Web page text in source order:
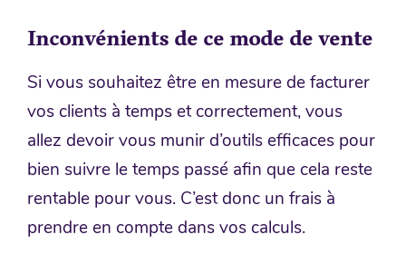
Inconvénients de ce mode de vente
Si vous souhaitez être en mesure de facturer
vos clients à temps et correctement, vous
allez devoir vous munir d’outils efficaces pour
bien suivre le temps passé afin que cela reste
rentable pour vous. C’est donc un frais à
prendre en compte dans vos calculs.